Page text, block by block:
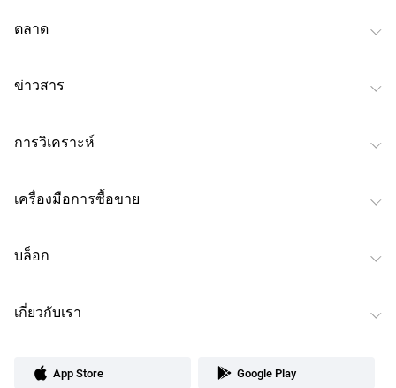
ตลาด
ข่าวสาร
การวิเคราะห์
เครื่องมือการซื้อขาย
บล็อก
เกี่ยวกับเรา
App Store Google Play